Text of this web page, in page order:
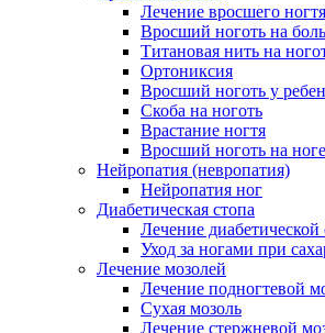
Лечение вросшего ногтя
Вросший ноготь на
Титановая нить на
Ортониксия
Вросший ноготь у
Скоба на ноготь
Врастание ногтя
Вросший ноготь на ноге
Нейропатия (невропатия)
Нейропатия ног
Диабетическая стопа
Лечение
Уход за ногами при
Лечение мозолей
Лечение подногтевой
Сухая мозоль
Лечение стержневой